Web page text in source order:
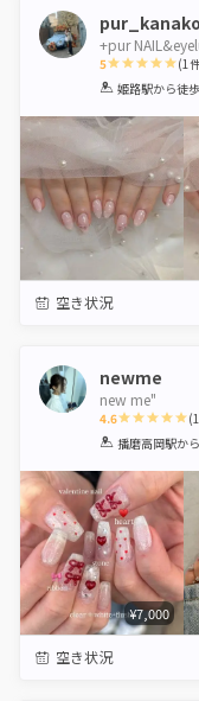
pur_kanako
+pur
5
1 2 3 4 5
(1
姫路駅から徒
空き状況
newme
new me"
4.6
1 2 3 4 5
(
播磨高岡駅か
¥7,000
空き状況